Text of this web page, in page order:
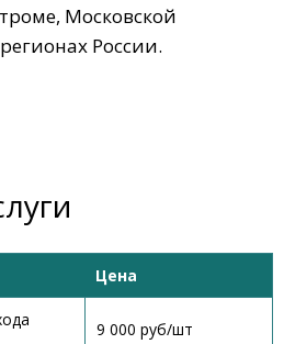
Московской
России.
Цена
9 000 руб/шт